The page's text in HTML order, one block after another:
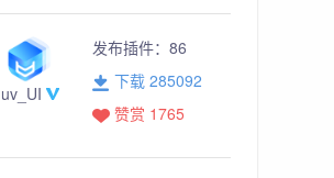
uv_UI
发布插件： 86
下载 285092
赞赏 1765